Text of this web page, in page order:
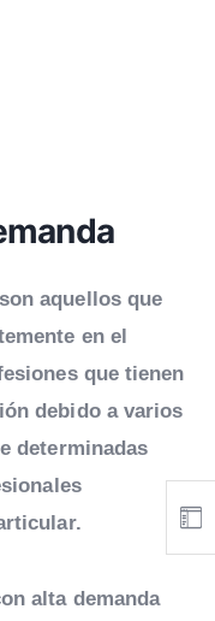
aquellos que
en el
que tienen
debido a varios
determinadas
alta demanda